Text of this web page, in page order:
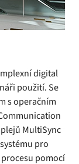
digital
použití. Se
s operačním
MultiSync
pro
pomocí